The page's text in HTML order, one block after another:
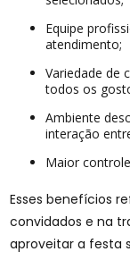
Equipe profissional que cuida do churrasco e do
atendimento;
Variedade de cortes e acompanhamentos para agradar
todos os
Ambiente descontraído e acolhedor, estimulando a
interação
Maior
Esses benefícios
convidados e na
aproveitar a festa